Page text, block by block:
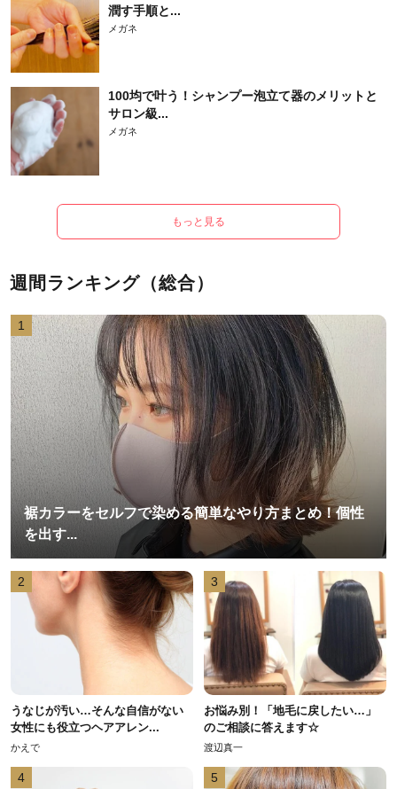
潤す手順と...
メガネ
100均で叶う！シャンプー泡立て器のメリットと
サロン級...
メガネ
もっと見る
週間ランキング（総合）
1
裾カラーをセルフで染める簡単なやり方まとめ！個性
を出す...
2
うなじが汚い…そんな自信がない
女性にも役立つヘアアレン...
かえで
3
お悩み別！「地毛に戻したい…」
のご相談に答えます☆
渡辺真一
4 5